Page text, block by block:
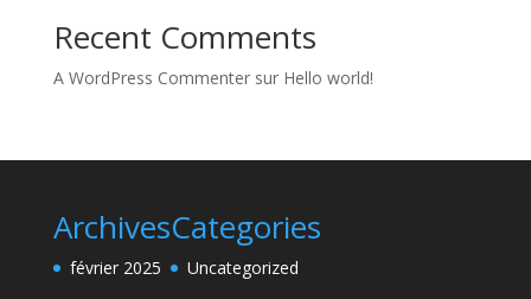
Recent Comments
A WordPress Commentersur Hello world!
Archives
février 2025
Categories
Uncategorized